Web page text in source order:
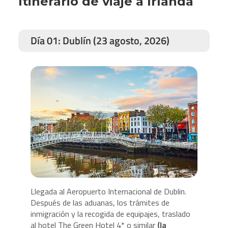
Día 01: Dublín (23 agosto, 2026)
Llegada al Aeropuerto Internacional de Dublin.
Después de las aduanas, los trámites de
inmigración y la recogida de equipajes, traslado
al hotel The Green Hotel 4* o similar (la